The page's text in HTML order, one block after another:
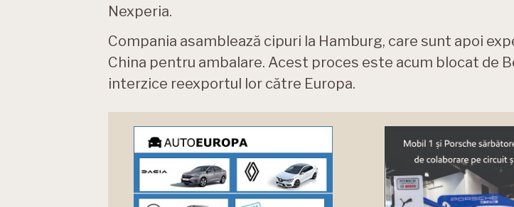
Nexperia.
Compania asamblează cipuri la Hamburg, care sunt apoi
China pentru ambalare. Acest proces este acum blocat de
interzice reexportul lor către Europa.